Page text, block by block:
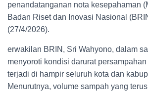
penandatanganan nota kesepahaman
Badan Riset dan Inovasi Nasional
(27/4/2026).
erwakilan BRIN, Sri Wahyono, dalam
menyoroti kondisi darurat
terjadi di hampir seluruh kota dan
Menurutnya, volume sampah yang